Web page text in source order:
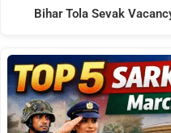
Bihar Tola Sevak